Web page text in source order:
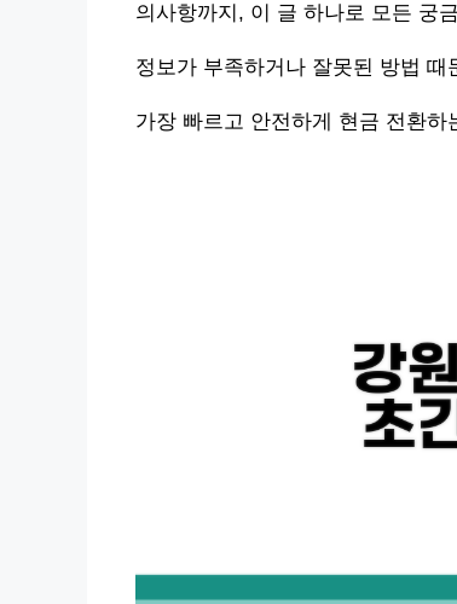
의사항까지, 이 글 하나로 모든 궁
정보가 부족하거나 잘못된 방법
가장 빠르고 안전하게 현금 전환